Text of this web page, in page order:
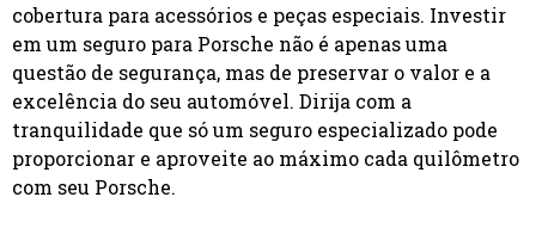
cobertura para acessórios e peças especiais. Investir
em um seguro para Porsche não é apenas uma
questão de segurança, mas de preservar o valor e a
excelência do seu automóvel. Dirija com a
tranquilidade que só um seguro especializado pode
proporcionar e aproveite ao máximo cada quilômetro
com seu Porsche.